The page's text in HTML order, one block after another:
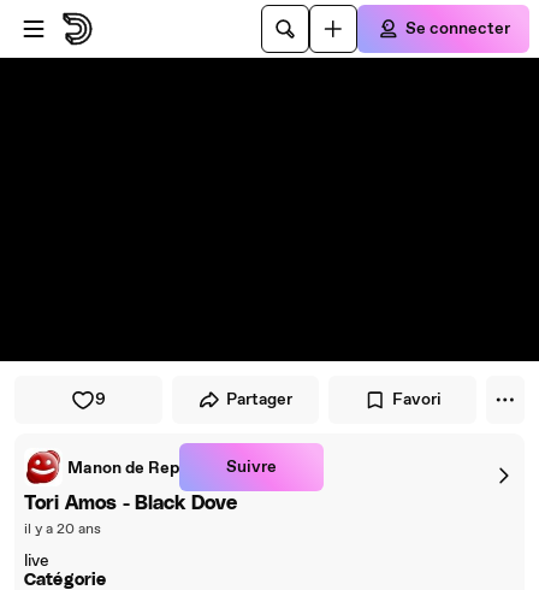
Passer au player
Passer au contenu principal
Se connecter
9 Partager Favori
Manon de Rep Suivre
Tori Amos - Black Dove
il y a 20 ans
live
Catégorie